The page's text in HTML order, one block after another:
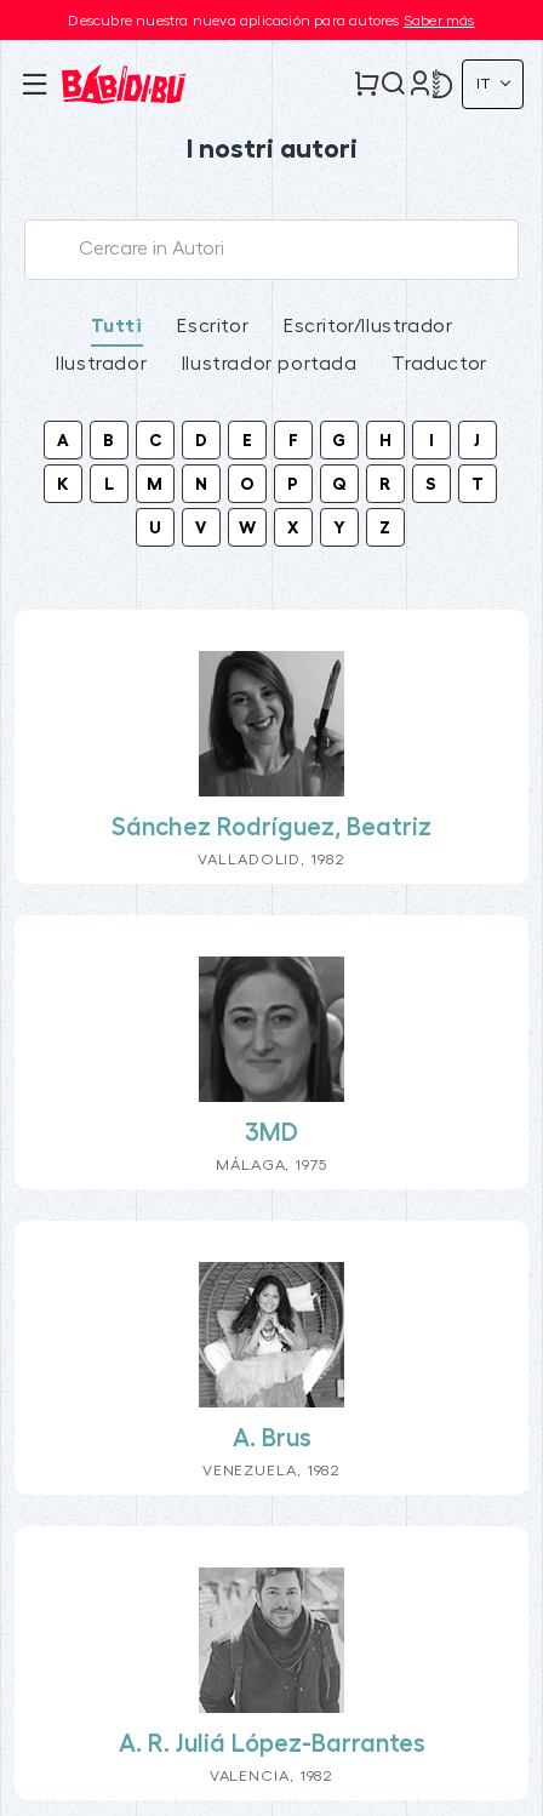
Descubre nuestra nueva aplicación para autores Saber más
IT
I nostri autori
Tutti Escritor
Escritor/Ilustrador
Ilustrador
Ilustrador portada Traductor
A B C D E F G H I J
K L M N O P Q R S T
U V W X Y Z
Sánchez Rodríguez, Beatriz
VALLADOLID, 1982
3MD
MÁLAGA, 1975
A. Brus
VENEZUELA, 1982
A. R. Juliá López-Barrantes
VALENCIA, 1982